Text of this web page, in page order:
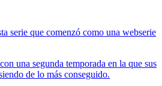
serie que comenzó como una webserie
una segunda temporada en la que sus
de lo más conseguido.